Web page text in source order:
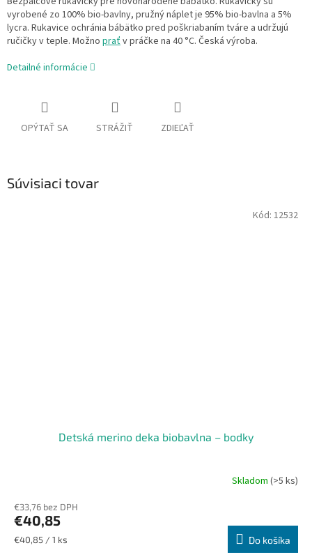
vyrobené zo 100% bio-bavlny, pružný náplet je 95% bio-bavlna a 5%
lycra. Rukavice ochránia bábätko pred poškriabaním tváre a udržujú
ručičky v teple. Možno praťv práčke na 40 °C. Česká výroba.
Detailné informácie
OPÝTAŤ SA STRÁŽIŤ ZDIEĽAŤ
Súvisiaci tovar
Detská merino deka biobavlna – bodky
Skladom (>5 ks)
€33,76 bez DPH
€40,85
Jednotková
€40,85 / 1 ks Do košíka
Kód: 12532